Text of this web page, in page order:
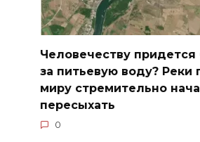
Человечеству придется
за питьевую воду? Реки
миру стремительно
пересыхать
0